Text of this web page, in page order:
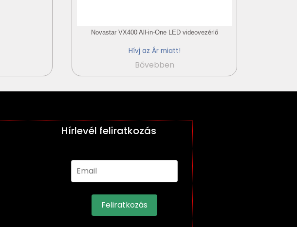
Novastar VX400 All-in-One LED videovezérlő
Hívj az Ár miatt!
Bővebben
Hírlevél feliratkozás
Feliratkozás